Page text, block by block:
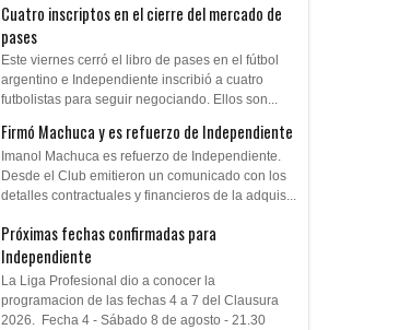
Cuatro inscriptos en el cierre del mercado de
pases
Este viernes cerró el libro de pases en el fútbol
argentino e Independiente inscribió a cuatro
futbolistas para seguir negociando. Ellos son...
Firmó Machuca y es refuerzo de Independiente
Imanol Machuca es refuerzo de Independiente.
Desde el Club emitieron un comunicado con los
detalles contractuales y financieros de la adquis...
Próximas fechas confirmadas para
Independiente
La Liga Profesional dio a conocer la
programacion de las fechas 4 a 7 del Clausura
2026. Fecha 4 - Sábado 8 de agosto - 21.30